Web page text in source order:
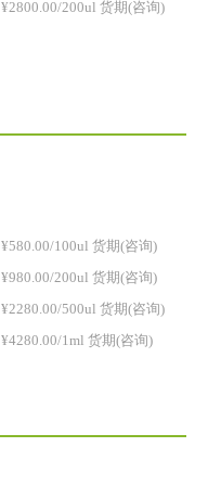
¥2800.00/200ul 货期(咨询)
¥580.00/100ul 货期(咨询)
¥980.00/200ul 货期(咨询)
¥2280.00/500ul 货期(咨询)
¥4280.00/1ml 货期(咨询)